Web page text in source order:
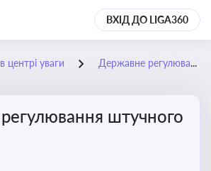
ВХІД ДО LIGA360
центрі уваги Державне регулювання штучного інтелекту
штучного